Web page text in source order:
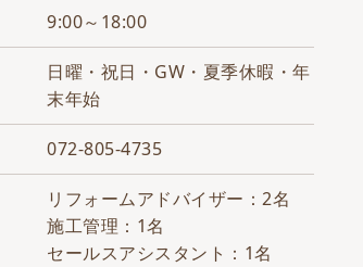
9:00～18:00
日曜・祝日・GW・夏季休暇・年
末年始
072-805-4735
リフォームアドバイザー：2名
施工管理：1名
セールスアシスタント：1名